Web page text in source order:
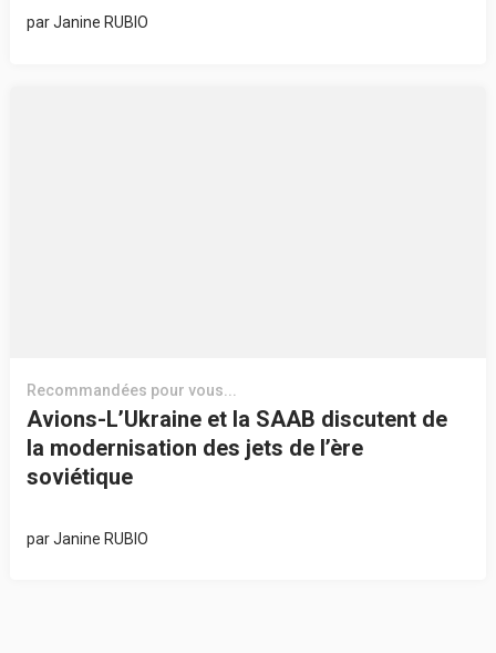
parJanine RUBIO
Recommandées pour vous...
Avions-L’Ukraine et la SAAB discutent de
la modernisation des jets de l’ère
soviétique
parJanine RUBIO